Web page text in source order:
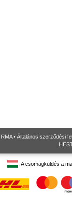
RMA• Általános szerződési
A csomagküldés a